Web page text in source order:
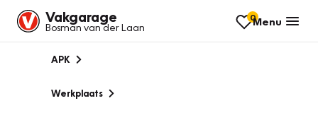
Vakgarage
Bosman van der Laan
0Menu
APK
Werkplaats